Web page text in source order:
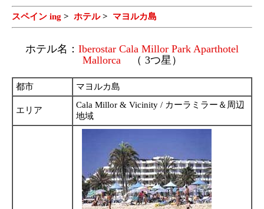
スペイン ing > ホテル> マヨルカ島
ホテル名： Iberostar Cala Millor Park Aparthotel
Mallorca （ 3つ星）
都市 マヨルカ島
エリア
Cala Millor & Vicinity / カーラミラー＆周辺
地域